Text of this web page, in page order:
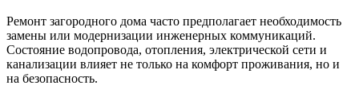
Ремонт загородного дома часто предполагает необходимость
замены или модернизации инженерных коммуникаций.
Состояние водопровода, отопления, электрической сети и
канализации влияет не только на комфорт проживания, но и
на безопасность.